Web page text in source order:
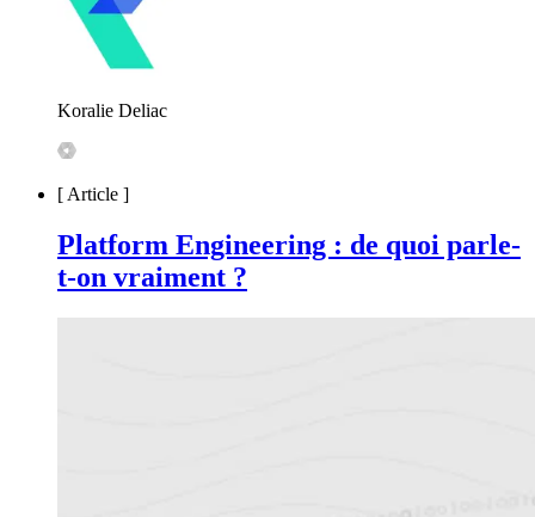
Koralie Deliac
[ Article ]
Platform Engineering : de quoi parle-
t-on vraiment ?